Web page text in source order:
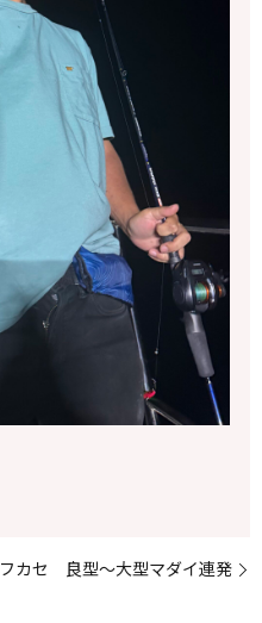
フカセ 良型～大型マダイ連発